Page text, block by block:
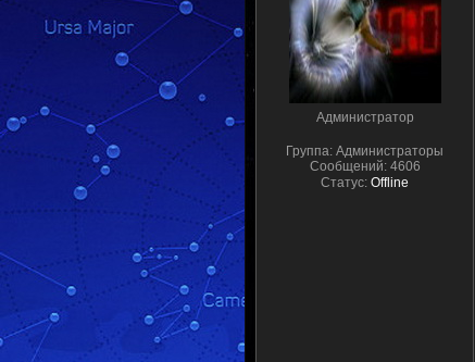
Администратор
Группа: Администраторы
Сообщений: 4606
Статус: Offline